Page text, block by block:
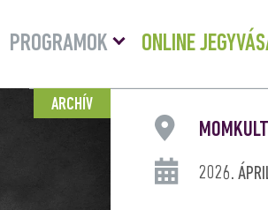
PROGRAMOK
Menü
lenyitása
ONLINE
ARCHÍV
MOMKULT
2026.